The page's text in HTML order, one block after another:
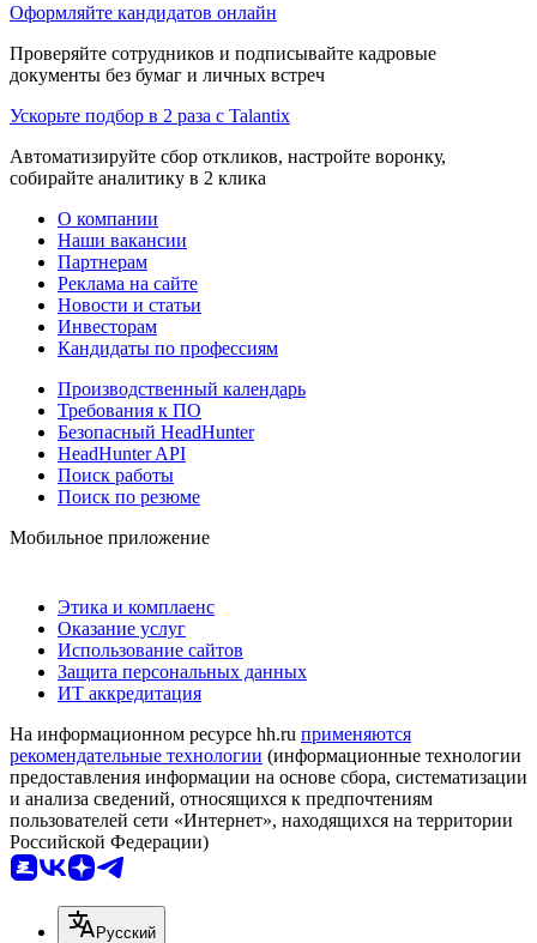
Оформляйте кандидатов онлайн
Проверяйте сотрудников и подписывайте кадровые
документы без бумаг и личных встреч
Ускорьте подбор в 2 раза с Talantix
Автоматизируйте сбор откликов, настройте воронку,
собирайте аналитику в 2 клика
О компании
Наши вакансии
Партнерам
Реклама на сайте
Новости и статьи
Инвесторам
Кандидаты по профессиям
Производственный календарь
Требования к ПО
Безопасный HeadHunter
HeadHunter API
Поиск работы
Поиск по резюме
Мобильное приложение
Этика и комплаенс
Оказание услуг
Использование сайтов
Защита персональных данных
ИТ аккредитация
На информационном ресурсе hh.ru применяются
рекомендательные технологии (информационные технологии
предоставления информации на основе сбора, систематизации
и анализа сведений, относящихся к предпочтениям
пользователей сети «Интернет», находящихся на территории
Российской Федерации)
Русский